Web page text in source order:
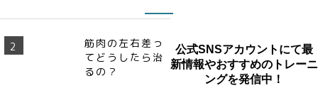
筋肉の左右差っ
てどうしたら治
るの？
公式SNSアカウントにて最
新情報やおすすめのトレーニ
ングを発信中！